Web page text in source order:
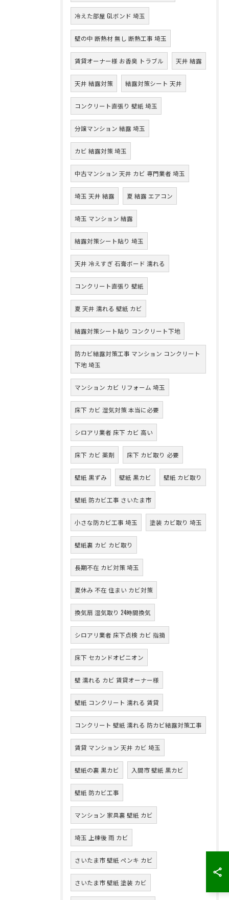
冷えた部屋 GLボンド 埼玉
壁の中 断熱材 無し 断熱工事 埼玉
賃貸オーナー様 お香臭 トラブル 天井 結露
天井 結露対策 結露対策シート 天井
コンクリート直張り 壁紙 埼玉
分譲マンション 結露 埼玉
カビ 結露対策 埼玉
中古マンション 天井 カビ 専門業者 埼玉
埼玉 天井 結露 夏 結露 エアコン
埼玉 マンション 結露
結露対策シート貼り 埼玉
天井 冷えすぎ 石膏ボード 濡れる
コンクリート直張り 壁紙
夏 天井 濡れる 壁紙 カビ
結露対策シート貼り コンクリート下地
防カビ結露対策工事 マンション コンクリート
下地 埼玉
マンション カビ リフォーム 埼玉
床下 カビ 湿気対策 本当に必要
シロアリ業者 床下 カビ 高い
床下 カビ 薬剤 床下 カビ取り 必要
壁紙 黒ずみ 壁紙 黒カビ 壁紙 カビ取り
壁紙 防カビ工事 さいたま市
小さな防カビ工事 埼玉 塗装 カビ取り 埼玉
壁紙裏 カビ カビ取り
長期不在 カビ対策 埼玉
夏休み 不在 住まい カビ対策
換気扇 湿気取り 24時間換気
シロアリ業者 床下点検 カビ 指摘
床下 セカンドオピニオン
壁 濡れる カビ 賃貸オーナー様
壁紙 コンクリート 濡れる 賃貸
コンクリート 壁紙 濡れる 防カビ結露対策工事
賃貸 マンション 天井 カビ 埼玉
壁紙の裏 黒カビ 入間市 壁紙 黒カビ
壁紙 防カビ工事
マンション 家具裏 壁紙 カビ
埼玉 上棟後 雨 カビ
さいたま市 壁紙 ペンキ カビ
さいたま市 壁紙 塗装 カビ